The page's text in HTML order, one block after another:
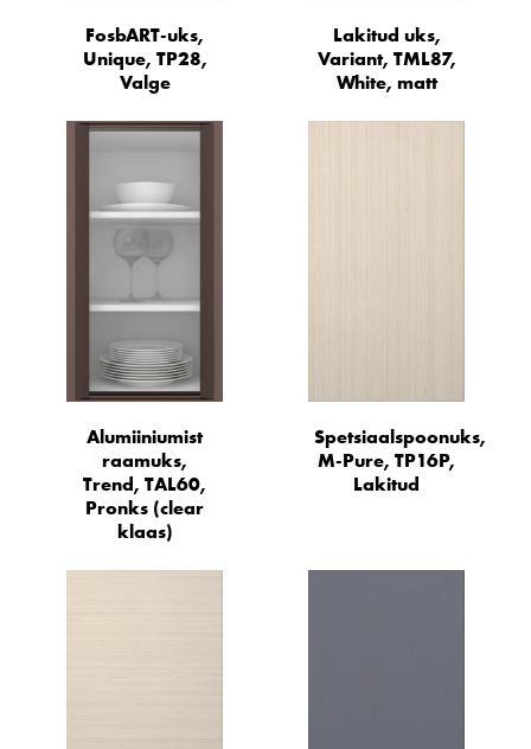
FosbART-uks,
Unique, TP28,
Valge
Lakitud uks,
Variant, TML87,
White, matt
Alumiiniumist
raamuks,
Trend, TAL60,
Pronks (clear
klaas)
Spetsiaalspoonuks,
M-Pure, TP16P,
Lakitud